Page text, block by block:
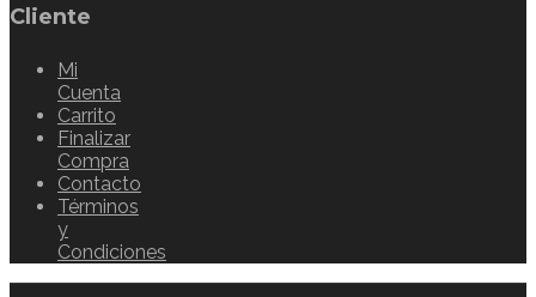
Cliente
Mi
Cuenta
Carrito
Finalizar
Compra
Contacto
Términos
y
Condiciones